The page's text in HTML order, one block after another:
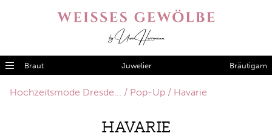
Braut Juwelier Bräutigam
Hochzeitsmode Dresde... Pop-Up Havarie
HA­VA­RIE